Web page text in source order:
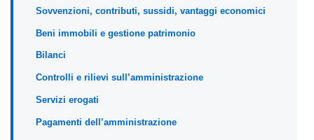
Sovvenzioni, contributi, sussidi, vantaggi economici
Beni immobili e gestione patrimonio
Bilanci
Controlli e rilievi sull’amministrazione
Servizi erogati
Pagamenti dell’amministrazione